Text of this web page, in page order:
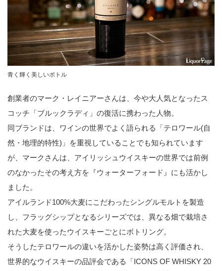
青く輝く美しいボトル
創業者のマーク・レイニアーさんは、今や大人気となったス
コッチ「ブルックラディ」の復活に携わった人物。
同ブランドは、ワインの世界でよく語られる「テロワール(自
然・地理的特性)」を重視していることでも知られています
が、マークさんは、アイリッシュウイスキーの世界では前例
のなかったその考え方を『ウォーターフォード』にも活かし
ました。
アイルランド100%大麦にこだわったシングルモルトを製造
し、フラッグシップとなるシリーズでは、異なる畑で栽培さ
れた大麦を使ったウイスキーごとにボトリング。
そうしたテロワールの違いを活かした姿勢は高く評価され、
世界的なウイスキーの品評会である「ICONS OF WHISKY 20